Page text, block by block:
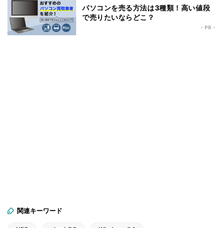
パソコンを売る方法は3種類！高い値段
で売りたいならどこ？
- PR -
関連キーワード